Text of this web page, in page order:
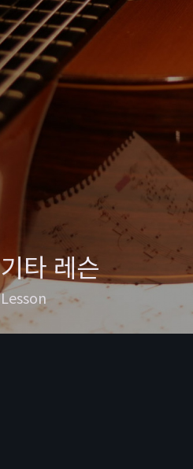
기타 레슨
Lesson